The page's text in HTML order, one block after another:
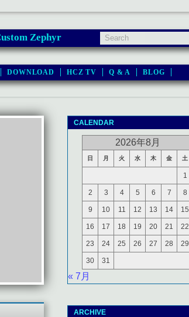
Zephyr
DOWNLOAD HCZ TV Q & A BLOG
CALENDAR
2026年8月
日 月 火 水 木 金 土
1
2 3 4 5 6 7 8
9 10 11 12 13 14 15
16 17 18 19 20 21 22
23 24 25 26 27 28 29
30 31
« 7月
ARCHIVE